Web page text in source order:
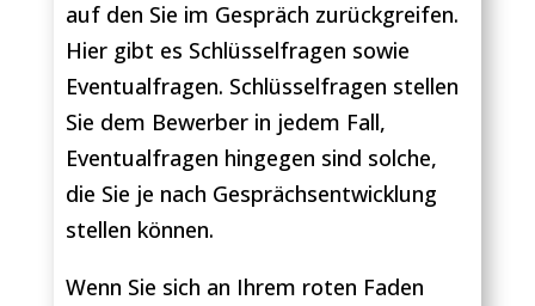
auf den Sie im Gespräch zurückgreifen.
Hier gibt es Schlüsselfragen sowie
Eventualfragen. Schlüsselfragen stellen
Sie dem Bewerber in jedem Fall,
Eventualfragen hingegen sind solche,
die Sie je nach Gesprächsentwicklung
stellen können.
Wenn Sie sich an Ihrem roten Faden